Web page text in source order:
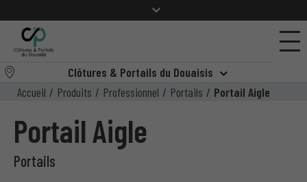
Clôtures & Portails du Douaisis
Accueil / Produits / Professionnel / Portails / Portail Aigle
Portail Aigle
Portails